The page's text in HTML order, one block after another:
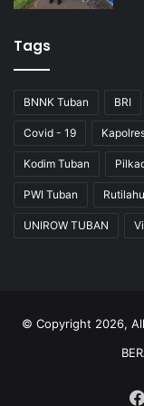
Tags
BNNK Tuban BRI
Covid - 19
Kodim Tuban
PWI Tuban Rutilahu
UNIROW TUBAN
© Copyright 2026,